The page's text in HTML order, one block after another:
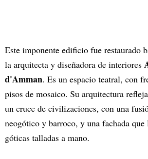
Este imponente edificio fue restaurado
la arquitecta y diseñadora de interiores
d'Amman. Es un espacio teatral, con
pisos de mosaico. Su arquitectura
un cruce de civilizaciones, con una
neogótico y barroco, y una fachada
góticas talladas a mano.